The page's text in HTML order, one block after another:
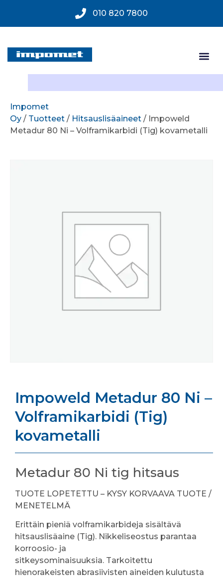
010 820 7800
Impomet
Oy / Tuotteet / Hitsauslisäaineet / Impoweld
Metadur 80 Ni – Volframikarbidi (Tig) kovametalli
Impoweld Metadur 80 Ni –
Volframikarbidi (Tig)
kovametalli
Metadur 80 Ni tig hitsaus
TUOTE LOPETETTU – KYSY KORVAAVA TUOTE /
MENETELMÄ
Erittäin pieniä volframikarbideja sisältävä
hitsauslisäaine (Tig). Nikkeliseostus parantaa
korroosio- ja
sitkeysominaisuuksia. Tarkoitettu
hienorakeisten abrasiivisten aineiden kulutusta